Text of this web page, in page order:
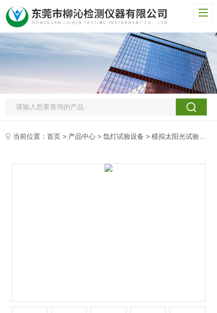
当前位置：首页 > 产品中心 >氙灯试验设备 >模拟太阳光试验箱